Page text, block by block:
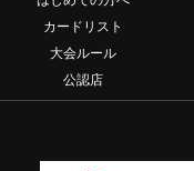
カードリスト
大会ルール
公認店